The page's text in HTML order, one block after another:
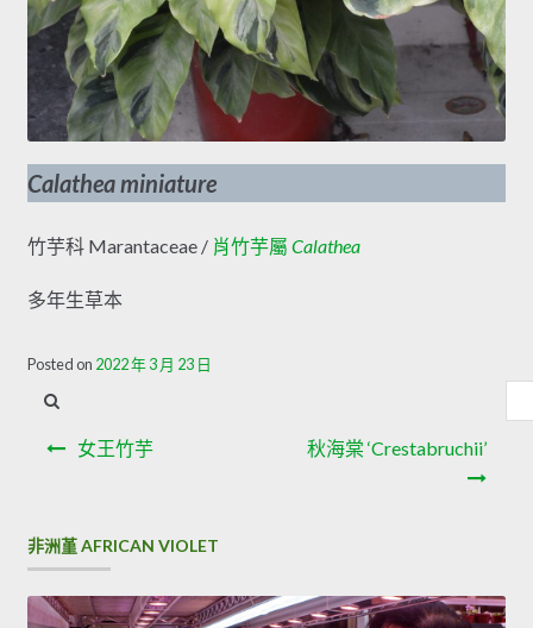
Calathea miniature
竹芋科 Marantaceae / 肖竹芋屬 Calathea
多年生草本
Posted on 2022 年 3 月 23 日
文
導
覽
女王竹芋 秋海棠 ‘Crestabruchii’
容
非洲堇 AFRICAN VIOLET